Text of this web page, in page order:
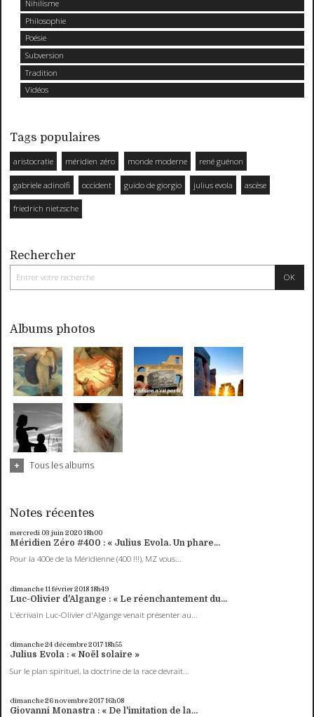
Nihilisme
Philosophie
Poésie
Subversion
Tradition
Vidéos
Tags populaires
aristocratie méridien zéro monde moderne rené guénon
gabriele adinolfi occident guido de giorgio julius evola ascèse
friedrich nietzsche
Rechercher
Albums photos
Tous les albums
Notes récentes
mercredi 03 juin 202018h00
Méridien Zéro #400 : « Julius Evola. Un phare...
Pour la 400e de la Méridienne (400 !!!), MZ vous...
dimanche 11 février 201818h49
Luc-Olivier d'Algange : « Le réenchantement du...
L'écrivain Luc-Olivier d'Algange venait présenter au...
dimanche 24 décembre 201718h55
Julius Evola : « Noël solaire »
Sur le plan spirituel, la doctrine de la race devrait...
dimanche 26novembre 201716h08
Giovanni Monastra : « De l'imitation de la...